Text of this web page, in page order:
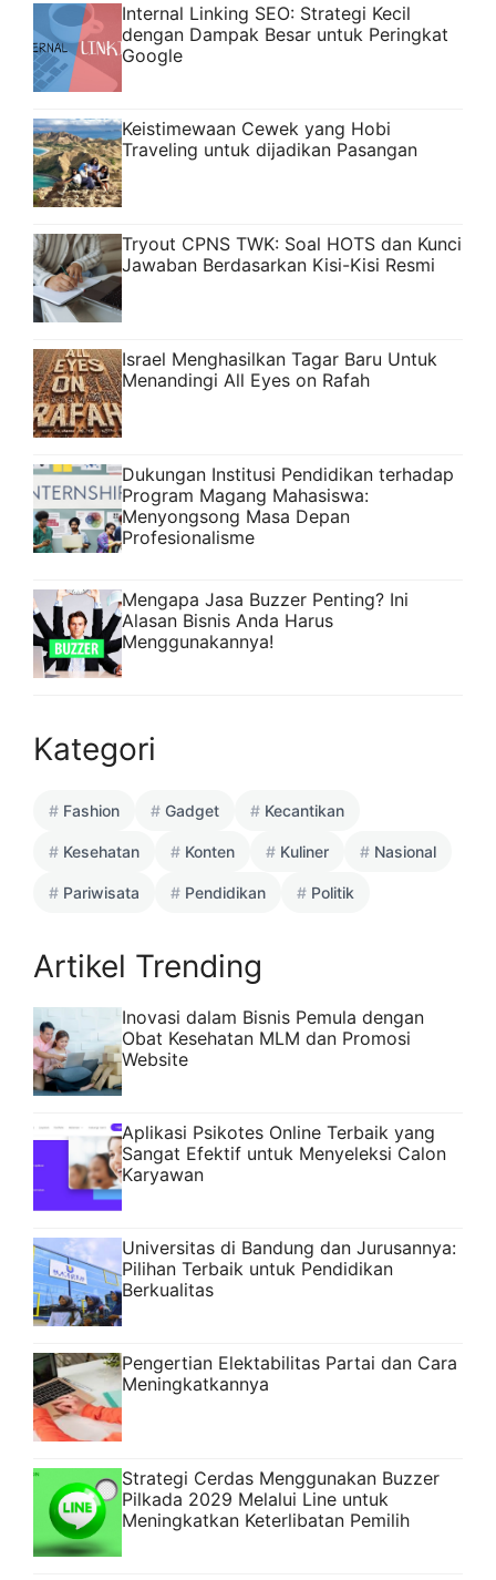
Internal Linking SEO: Strategi Kecil
dengan Dampak Besar untuk Peringkat
Google
Keistimewaan Cewek yang Hobi
Traveling untuk dijadikan Pasangan
Tryout CPNS TWK: Soal HOTS dan Kunci
Jawaban Berdasarkan Kisi-Kisi Resmi
Israel Menghasilkan Tagar Baru Untuk
Menandingi All Eyes on Rafah
Dukungan Institusi Pendidikan terhadap
Program Magang Mahasiswa:
Menyongsong Masa Depan
Profesionalisme
Mengapa Jasa Buzzer Penting? Ini
Alasan Bisnis Anda Harus
Menggunakannya!
Kategori
Fashion Gadget Kecantikan
Kesehatan Konten Kuliner Nasional
Pariwisata Pendidikan Politik
Artikel Trending
Inovasi dalam Bisnis Pemula dengan
Obat Kesehatan MLM dan Promosi
Website
Aplikasi Psikotes Online Terbaik yang
Sangat Efektif untuk Menyeleksi Calon
Karyawan
Universitas di Bandung dan Jurusannya:
Pilihan Terbaik untuk Pendidikan
Berkualitas
Pengertian Elektabilitas Partai dan Cara
Meningkatkannya
Strategi Cerdas Menggunakan Buzzer
Pilkada 2029 Melalui Line untuk
Meningkatkan Keterlibatan Pemilih